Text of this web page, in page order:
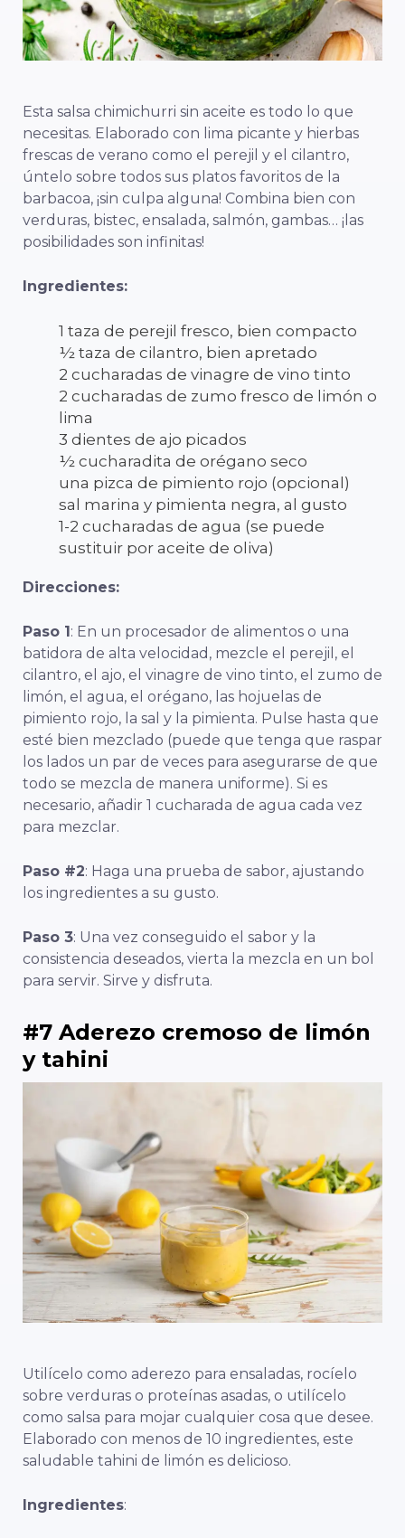
Esta salsa chimichurri sin aceite es todo lo que
necesitas. Elaborado con lima picante y hierbas
frescas de verano como el perejil y el cilantro,
úntelo sobre todos sus platos favoritos de la
barbacoa, ¡sin culpa alguna! Combina bien con
verduras, bistec, ensalada, salmón, gambas… ¡las
posibilidades son infinitas!
Ingredientes:
1 taza de perejil fresco, bien compacto
½ taza de cilantro, bien apretado
2 cucharadas de vinagre de vino tinto
2 cucharadas de zumo fresco de limón o
lima
3 dientes de ajo picados
½ cucharadita de orégano seco
una pizca de pimiento rojo (opcional)
sal marina y pimienta negra, al gusto
1-2 cucharadas de agua (se puede
sustituir por aceite de oliva)
Direcciones:
Paso 1 : En un procesador de alimentos o una
batidora de alta velocidad, mezcle el perejil, el
cilantro, el ajo, el vinagre de vino tinto, el zumo de
limón, el agua, el orégano, las hojuelas de
pimiento rojo, la sal y la pimienta. Pulse hasta que
esté bien mezclado (puede que tenga que raspar
los lados un par de veces para asegurarse de que
todo se mezcla de manera uniforme). Si es
necesario, añadir 1 cucharada de agua cada vez
para mezclar.
Paso #2: Haga una prueba de sabor, ajustando
los ingredientes a su gusto.
Paso 3: Una vez conseguido el sabor y la
consistencia deseados, vierta la mezcla en un bol
para servir. Sirve y disfruta.
#7 Aderezo cremoso de limón
y tahini
Utilícelo como aderezo para ensaladas, rocíelo
sobre verduras o proteínas asadas, o utilícelo
como salsa para mojar cualquier cosa que desee.
Elaborado con menos de 10 ingredientes, este
saludable tahini de limón es delicioso.
Ingredientes: